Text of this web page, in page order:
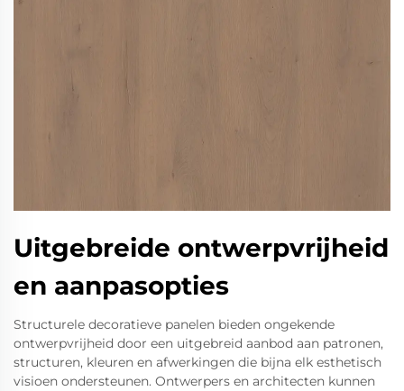
Uitgebreide ontwerpvrijheid
en aanpasopties
Structurele decoratieve panelen bieden ongekende
ontwerpvrijheid door een uitgebreid aanbod aan patronen,
structuren, kleuren en afwerkingen die bijna elk esthetisch
visioen ondersteunen. Ontwerpers en architecten kunnen